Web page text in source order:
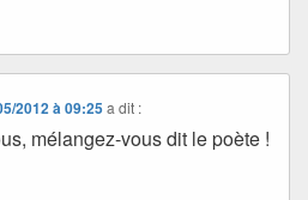
2012 à 09:25 a dit :
mélangez-vous dit le poète !